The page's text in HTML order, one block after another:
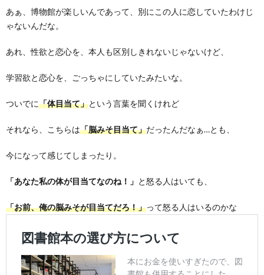
あぁ、博物館が楽しいんであって、別にこの人に恋していたわけじ
ゃないんだな。
あれ、性欲と恋心を、本人も区別しきれないじゃないけど、
学習欲と恋心を、ごっちゃにしていたみたいな。
ついでに「体目当て」という言葉を聞くけれど
それなら、こちらは「脳みそ目当て」だったんだなぁ…とも、
今になって感じてしまったり。
「あなた私の体が目当てなのね！」 と怒る人はいても、
「お前、俺の脳みそが目当てだろ！」って怒る人はいるのかな